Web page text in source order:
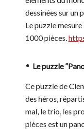
dessinées sur un
Le puzzle
1000 pièces.
Le puzzle
Ce puzzle de
des héros,
mal, le trio, les
pièces est un